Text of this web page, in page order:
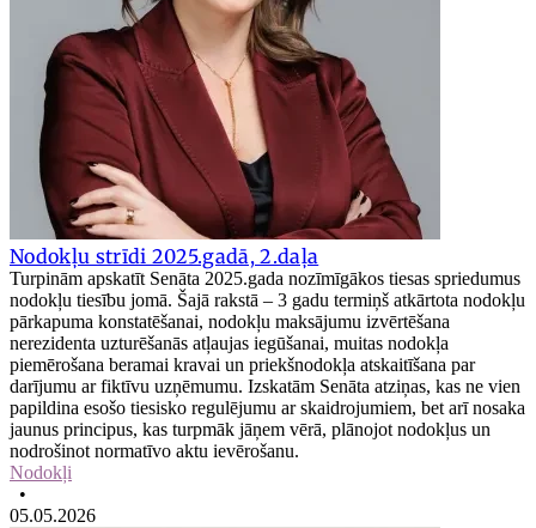
Nodokļu strīdi 2025.gadā, 2.daļa
Turpinām apskatīt Senāta 2025.gada nozīmīgākos tiesas spriedumus
nodokļu tiesību jomā. Šajā rakstā – 3 gadu termiņš atkārtota nodokļu
pārkapuma konstatēšanai, nodokļu maksājumu izvērtēšana
nerezidenta uzturēšanās atļaujas iegūšanai, muitas nodokļa
piemērošana beramai kravai un priekšnodokļa atskaitīšana par
darījumu ar fiktīvu uzņēmumu. Izskatām Senāta atziņas, kas ne vien
papildina esošo tiesisko regulējumu ar skaidrojumiem, bet arī nosaka
jaunus principus, kas turpmāk jāņem vērā, plānojot nodokļus un
nodrošinot normatīvo aktu ievērošanu.
Nodokļi
•
05.05.2026